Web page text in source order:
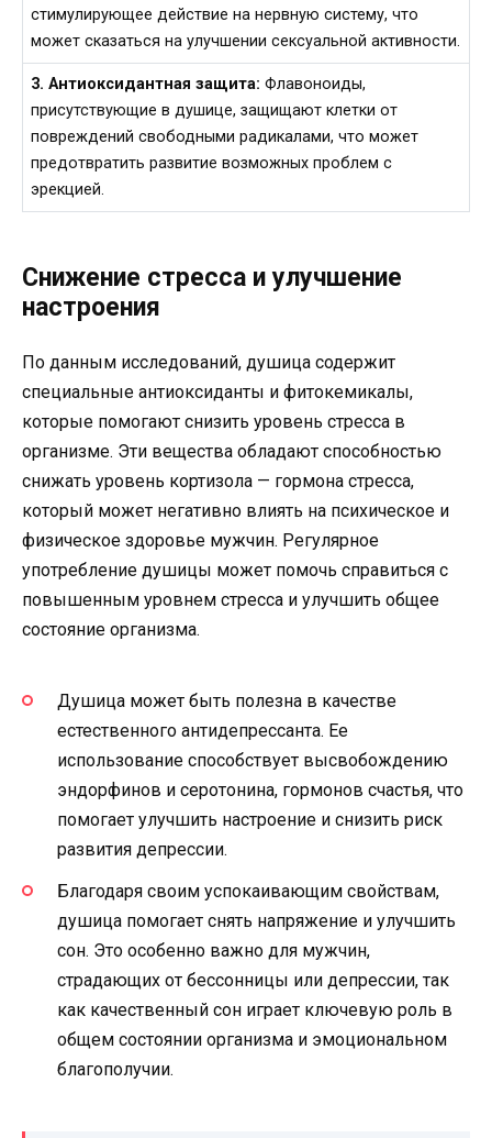
стимулирующее действие на нервную систему, что
может сказаться на улучшении сексуальной активности.
3. Антиоксидантная защита: Флавоноиды,
присутствующие в душице, защищают клетки от
повреждений свободными радикалами, что может
предотвратить развитие возможных проблем с
эрекцией.
Снижение стресса и улучшение
настроения
По данным исследований, душица содержит
специальные антиоксиданты и фитокемикалы,
которые помогают снизить уровень стресса в
организме. Эти вещества обладают способностью
снижать уровень кортизола — гормона стресса,
который может негативно влиять на психическое и
физическое здоровье мужчин. Регулярное
употребление душицы может помочь справиться с
повышенным уровнем стресса и улучшить общее
состояние организма.
Душица может быть полезна в качестве
естественного антидепрессанта. Ее
использование способствует высвобождению
эндорфинов и серотонина, гормонов счастья, что
помогает улучшить настроение и снизить риск
развития депрессии.
Благодаря своим успокаивающим свойствам,
душица помогает снять напряжение и улучшить
сон. Это особенно важно для мужчин,
страдающих от бессонницы или депрессии, так
как качественный сон играет ключевую роль в
общем состоянии организма и эмоциональном
благополучии.